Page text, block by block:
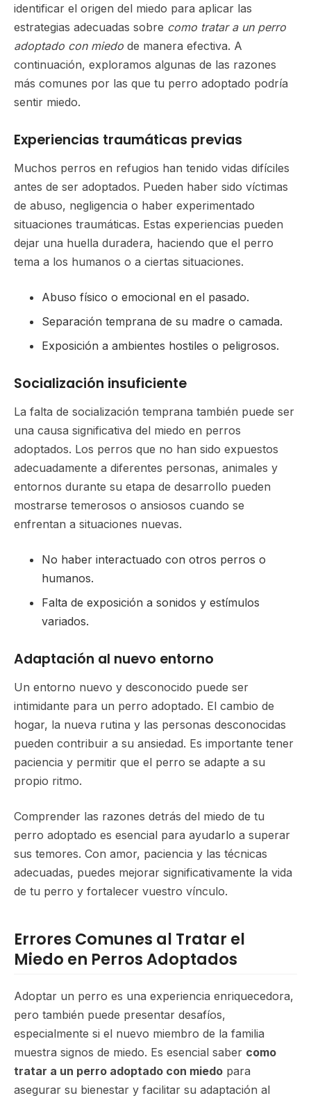
identificar el origen del miedo para aplicar las
estrategias adecuadas sobre como tratar a un perro
adoptado con miedo de manera efectiva. A
continuación, exploramos algunas de las razones
más comunes por las que tu perro adoptado podría
sentir miedo.
Experiencias traumáticas previas
Muchos perros en refugios han tenido vidas difíciles
antes de ser adoptados. Pueden haber sido víctimas
de abuso, negligencia o haber experimentado
situaciones traumáticas. Estas experiencias pueden
dejar una huella duradera, haciendo que el perro
tema a los humanos o a ciertas situaciones.
Abuso físico o emocional en el pasado.
Separación temprana de su madre o camada.
Exposición a ambientes hostiles o peligrosos.
Socialización insuficiente
La falta de socialización temprana también puede ser
una causa significativa del miedo en perros
adoptados. Los perros que no han sido expuestos
adecuadamente a diferentes personas, animales y
entornos durante su etapa de desarrollo pueden
mostrarse temerosos o ansiosos cuando se
enfrentan a situaciones nuevas.
No haber interactuado con otros perros o
humanos.
Falta de exposición a sonidos y estímulos
variados.
Adaptación al nuevo entorno
Un entorno nuevo y desconocido puede ser
intimidante para un perro adoptado. El cambio de
hogar, la nueva rutina y las personas desconocidas
pueden contribuir a su ansiedad. Es importante tener
paciencia y permitir que el perro se adapte a su
propio ritmo.
Comprender las razones detrás del miedo de tu
perro adoptado es esencial para ayudarlo a superar
sus temores. Con amor, paciencia y las técnicas
adecuadas, puedes mejorar significativamente la vida
de tu perro y fortalecer vuestro vínculo.
Errores Comunes al Tratar el
Miedo en Perros Adoptados
Adoptar un perro es una experiencia enriquecedora,
pero también puede presentar desafíos,
especialmente si el nuevo miembro de la familia
muestra signos de miedo. Es esencial saber como
tratar a un perro adoptado con miedo para
asegurar su bienestar y facilitar su adaptación al